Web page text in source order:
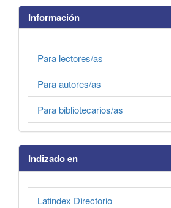
Información
Para lectores/as
Para autores/as
Para bibliotecarios/as
Indizado en
Latindex Directorio